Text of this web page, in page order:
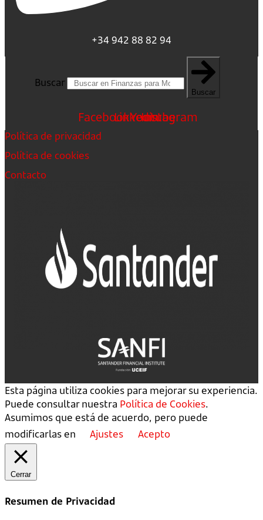
+34 942 88 82 94
Buscar
Buscar
FacebookLinkedin
Youtube
Instagram
Política de privacidad
Política de cookies
Contacto
Esta página utiliza cookies para mejorar su experiencia.
Puede consultar nuestra Política de Cookies.
Asumimos que está de acuerdo, pero puede
modificarlas en
Ajustes Acepto
Cerrar
Resumen de Privacidad